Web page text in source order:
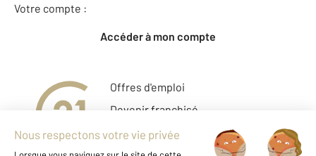
Votre compte :
Accéder à mon compte
Offres d'emploi
Devenir franchisé
Entreprise et commerce